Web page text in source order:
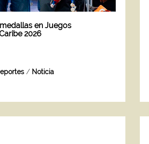
en Juegos
2026
/ Noticia